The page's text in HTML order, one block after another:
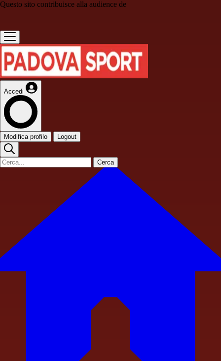
Questo sito contribuisce alla audience de
Accedi
Modifica profilo Logout
Cerca